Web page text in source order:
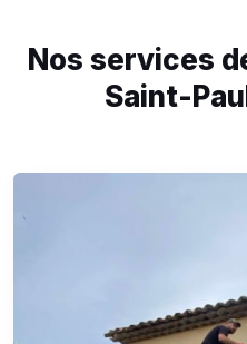
Nos services
Saint-